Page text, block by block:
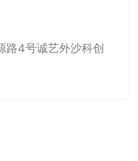
路4号诚艺外沙科创